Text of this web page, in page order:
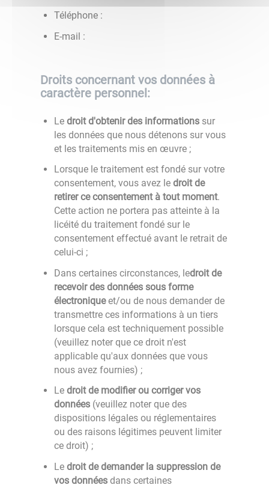
Téléphone :
E-mail :
Droits concernant vos données à
caractère personnel:
Ledroit d'obtenir des informations sur
les données que nous détenons sur vous
et les traitements mis en œuvre ;
Lorsque le traitement est fondé sur votre
consentement, vous avez le droit de
retirer ce consentement à tout moment.
Cette action ne portera pas atteinte à la
licéité du traitement fondé sur le
consentement effectué avant le retrait de
celui-ci ;
Dans certaines circonstances, ledroit de
recevoir des données sous forme
électroniqueet/ou de nous demander de
transmettre ces informations à un tiers
lorsque cela est techniquement possible
(veuillez noter que ce droit n'est
applicable qu'aux données que vous
nous avez fournies) ;
Ledroit de modifier ou corriger vos
données (veuillez noter que des
dispositions légales ou réglementaires
ou des raisons légitimes peuvent limiter
ce droit) ;
Ledroit de demander la suppression de
vos données dans certaines